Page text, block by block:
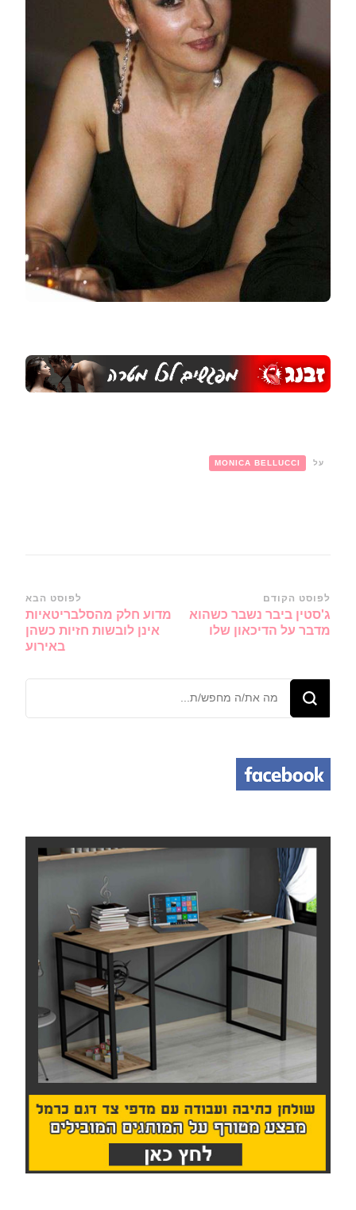
על MONICA BELLUCCI
ניווט
ברשומות
לפוסט הקודם
ג'סטין ביבר נשבר כשהוא
מדבר על הדיכאון שלו
לפוסט הבא
מדוע חלק מהסלבריטאיות
אינן לובשות חזיות כשהן
באירוע
מחפש/ת
משהו?